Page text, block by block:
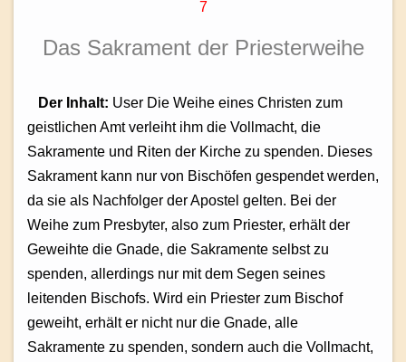
7
Das Sakrament der Priesterweihe
Der Inhalt: User Die Weihe eines Christen zum
geistlichen Amt verleiht ihm die Vollmacht, die
Sakramente und Riten der Kirche zu spenden. Dieses
Sakrament kann nur von Bischöfen gespendet werden,
da sie als Nachfolger der Apostel gelten. Bei der
Weihe zum Presbyter, also zum Priester, erhält der
Geweihte die Gnade, die Sakramente selbst zu
spenden, allerdings nur mit dem Segen seines
leitenden Bischofs. Wird ein Priester zum Bischof
geweiht, erhält er nicht nur die Gnade, alle
Sakramente zu spenden, sondern auch die Vollmacht,